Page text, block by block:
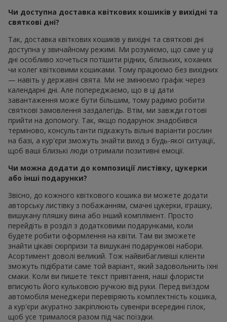
Чи доступна доставка квіткових кошиків у вихідні та
святкові дні?
Так, доставка квіткових кошиків у вихідні та святкові дні
доступна у звичайному режимі. Ми розуміємо, що саме у ці
дні особливо хочеться потішити рідних, близьких, коханих
чи колег квітковими кошиками. Тому працюємо без вихідних
— навіть у державні свята. Ми не змінюємо графік через
календарні дні. Але попереджаємо, що в ці дати
завантаження може бути більшим, тому радимо робити
святкові замовлення заздалегідь. Втім, ми завжди готові
прийти на допомогу. Так, якщо подарунок знадобився
терміново, консультанти підкажуть вільні варіанти рослин
на базі, а кур'єри зможуть знайти вихід з будь-якої ситуації,
щоб ваші близькі люди отримали позитивні емоції.
Чи можна додати до композиції листівку, цукерки
або інші подарунки?
Звісно, до кожного квіткового кошика ви можете додати
авторську листівку з побажанням, смачні цукерки, іграшку,
вишукану пляшку вина або інший комплімент. Просто
перейдіть в розділ з додатковими подарунками, коли
будете робити оформлення на квіти. Там ви зможете
знайти цікаві сюрпризи та вишукані подарункові набори.
Асортимент доволі великий. Тож найвибагливіші клієнти
зможуть підібрати саме той варіант, який задовольнить їхні
смаки. Коли ви пишете текст привітання, наші флористи
вписують його кульковою ручкою від руки. Перед виїздом
автомобіля менеджери перевіряють комплектність кошика,
а кур'єри акуратно закріплюють сувеніри всередині гілок,
щоб усе трималося разом під час поїздки.